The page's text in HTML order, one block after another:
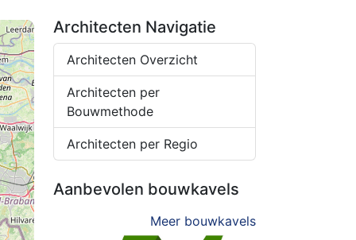
Architecten Navigatie
Architecten Overzicht
Architecten per
Bouwmethode
Architecten per Regio
Aanbevolen bouwkavels
Meer bouwkavels